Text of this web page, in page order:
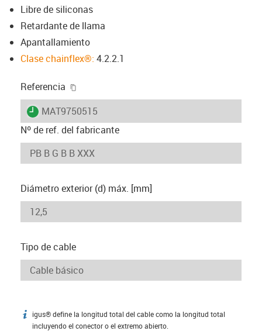
Libre de siliconas
Retardante de llama
Apantallamiento
Clase chainflex®: 4.2.2.1
Referencia
igus-icon-lieferzeit
MAT9750515
Nº de ref. del fabricante
Diámetro exterior (d) máx. [mm]
Tipo de cable
igus-icon-info
igus® define la longitud total del cable como la longitud total
incluyendo el conector o el extremo abierto.